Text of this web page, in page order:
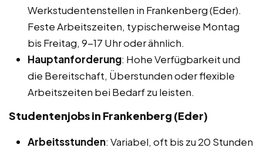
Werkstudentenstellen in Frankenberg (Eder).
Feste Arbeitszeiten, typischerweise Montag
bis Freitag, 9-17 Uhr oder ähnlich.
Hauptanforderung: Hohe Verfügbarkeit und
die Bereitschaft, Überstunden oder flexible
Arbeitszeiten bei Bedarf zu leisten.
Studentenjobs in Frankenberg (Eder)
Arbeitsstunden: Variabel, oft bis zu 20 Stunden